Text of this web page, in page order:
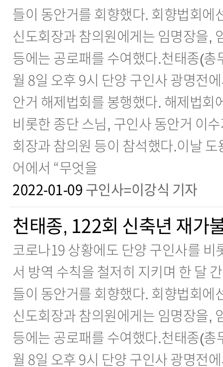
들이 동안거를 회향했다. 회향법회에
신도회장과 참의원에게는 임명장을,
등에는 공로패를 수여했다.천태종(총
월 8일 오후 9시 단양 구인사 광명전
안거 해제법회를 봉행했다. 해제법회
비롯한 종단 스님, 구인사 동안거 이
회장과 참의원 등이 참석했다.이날
어에서 “무엇을
2022-01-09 구인사=이강식 기자
천태종, 122회 신축년 재가
코로나19 상황에도 단양 구인사를 비
서 방역 수칙을 철저히 지키며 한 달
들이 동안거를 회향했다. 회향법회에
신도회장과 참의원에게는 임명장을,
등에는 공로패를 수여했다.천태종(총
월 8일 오후 9시 단양 구인사 광명전